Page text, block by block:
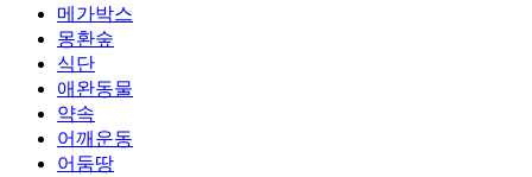
메가박스
몽환숲
식단
애완동물
약속
어깨운동
어둠땅